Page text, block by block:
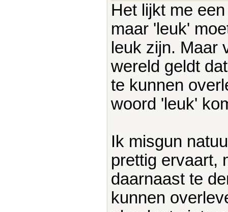
Het lijkt me
maar 'leuk'
leuk zijn. Maar
wereld geldt
te kunnen
woord 'leuk'
Ik misgun
prettig ervaart,
daarnaast te
kunnen